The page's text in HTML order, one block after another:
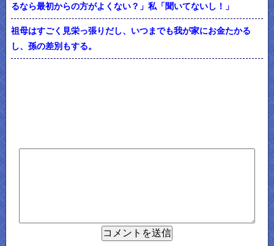
るなら最初からの方がよくない？」私「聞いてないし！」
祖母はすごく見栄っ張りだし、いつまでも我が家にお金たかる
し、孫の差別もする。